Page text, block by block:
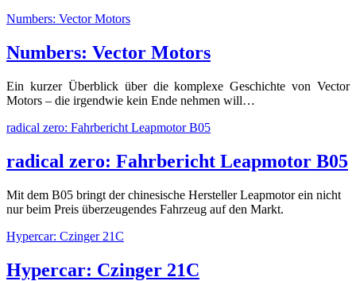
Numbers: Vector Motors
Numbers: Vector Motors
Ein kurzer Überblick über die komplexe Geschichte von Vector
Motors – die irgendwie kein Ende nehmen will…
radical zero: Fahrbericht Leapmotor B05
radical zero: Fahrbericht Leapmotor B05
Mit dem B05 bringt der chinesische Hersteller Leapmotor ein nicht
nur beim Preis überzeugendes Fahrzeug auf den Markt.
Hypercar: Czinger 21C
Hypercar: Czinger 21C